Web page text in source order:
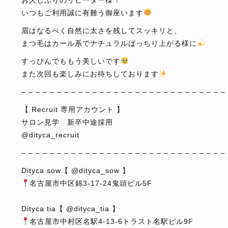
いつもご利用誠に有難う御座います
眉はなるべく自然に太さを残してスッキリと、
まつ毛はカール系でナチュラルぱっちり上がる様に
すっぴんでももう美しいです
また次回も楽しみにお待ちしております
– – – – – – – – – – – – – – – – – – – – – – – – – – – – –
【 Recruit 専用アカウント 】
サロン見学 新卒中途採用
@dityca_recruit
– – – – – – – – – – – – – – – – – – – – – – – – – – – – –
Dityca sow【 @dityca_sow 】
名古屋市中区錦3-17-24鬼頭ビル5F
Dityca tia【 @dityca_tia 】
名古屋市中村区名駅4-13-6トラスト名駅ビル9F